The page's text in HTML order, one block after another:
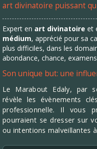
art divinatoire puissant
Expert en art divinatoire et
médium, apprécié pour sa
plus difficiles, dans les
abondance, chance,
Son unique but: une
Le Marabout Edaly, par
révèle les évènements
professionnelle. Il vous
pourraient se dresser sur
ou intentions malveillantes